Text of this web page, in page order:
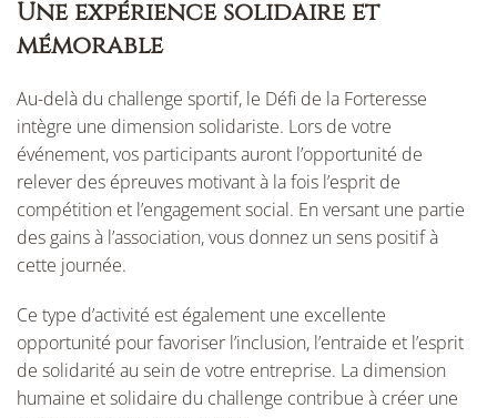
Une expérience solidaire et
mémorable
Au-delà du challenge sportif, le Défi de la Forteresse
intègre une dimension solidariste. Lors de votre
événement, vos participants auront l’opportunité de
relever des épreuves motivant à la fois l’esprit de
compétition et l’engagement social. En versant une partie
des gains à l’association, vous donnez un sens positif à
cette journée.
Ce type d’activité est également une excellente
opportunité pour favoriser l’inclusion, l’entraide et l’esprit
de solidarité au sein de votre entreprise. La dimension
humaine et solidaire du challenge contribue à créer une